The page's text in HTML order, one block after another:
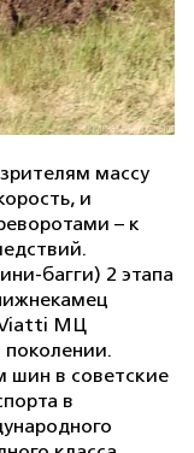
массу
и
– к
багги) 2 этапа
МЦ
шин в советские
в